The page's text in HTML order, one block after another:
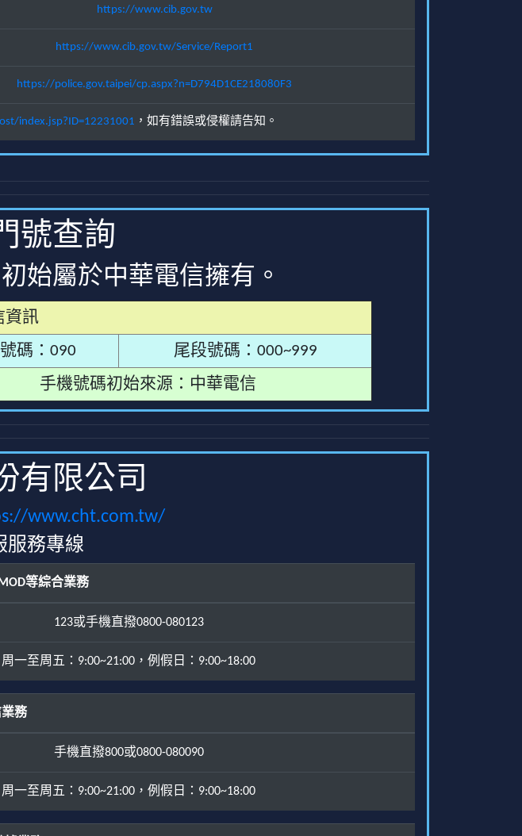
https://www.cib.gov.tw
https://www.cib.gov.tw/Service/Report1
https://police.gov.taipei/cp.aspx?n=D794D1CE218080F3
index.jsp?ID=12231001 ，如有錯誤或侵權請告知。
號查詢
始屬於中華電信擁有。
資訊
碼：090
尾段號碼：000~999
手機號碼初始來源：中華電信
有限公司
www.cht.com.tw/
服務專線
等綜合業務
123或手機直撥0800-080123
周一至周五：9:00~21:00，例假日：9:00~18:00
務
手機直撥800或0800-080090
周一至周五：9:00~21:00，例假日：9:00~18:00